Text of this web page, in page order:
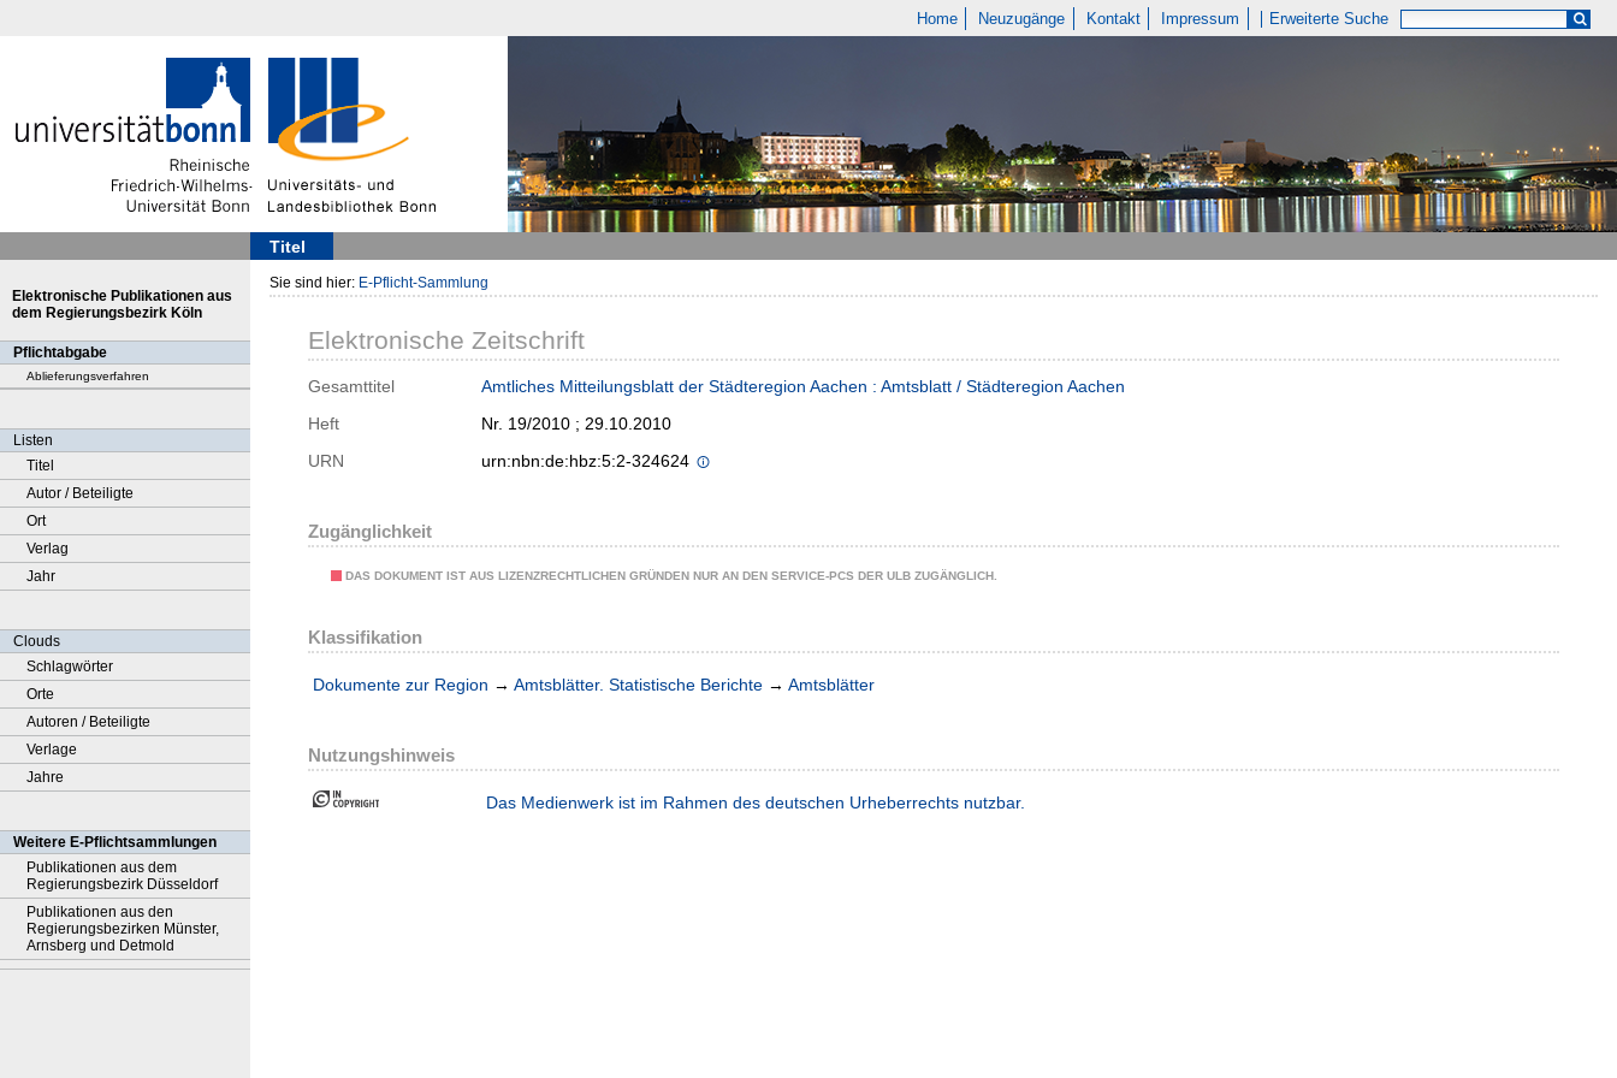
Home Neuzugänge Kontakt Impressum Erweiterte Suche
Titel
Elektronische Publikationen aus
dem Regierungsbezirk Köln
Pflichtabgabe
Ablieferungsverfahren
Listen
Titel
Autor / Beteiligte
Ort
Verlag
Jahr
Clouds
Schlagwörter
Orte
Autoren / Beteiligte
Verlage
Jahre
Weitere E-Pflichtsammlungen
Publikationen aus dem
Regierungsbezirk Düsseldorf
Publikationen aus den
Regierungsbezirken Münster,
Arnsberg und Detmold
Sie sind hier: E-Pflicht-Sammlung
Elektronische Zeitschrift
Gesamttitel
Amtliches Mitteilungsblatt der Städteregion Aachen : Amtsblatt / Städteregion Aachen
Heft
Nr. 19/2010 ; 29.10.2010
URN
urn:nbn:de:hbz:5:2-324624
Zugänglichkeit
DAS DOKUMENT IST AUS LIZENZRECHTLICHEN GRÜNDEN NUR AN DEN SERVICE-PCS DER ULB ZUGÄNGLICH.
Klassifikation
Dokumente zur Region → Amtsblätter. Statistische Berichte → Amtsblätter
Nutzungshinweis
Das Medienwerk ist im Rahmen des deutschen Urheberrechts nutzbar.